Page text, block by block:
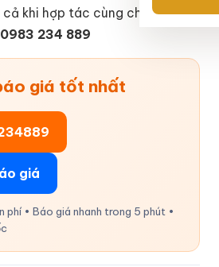
cả khi hợp tác cùng chúng tôi.
234 889
giá tốt nhất
giá
phí • Báo giá nhanh trong 5 phút •